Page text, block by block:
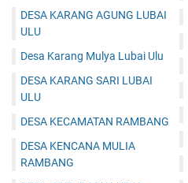
DESA KARANG AGUNG LUBAI
ULU
Desa Karang Mulya Lubai Ulu
DESA KARANG SARI LUBAI
ULU
DESA KECAMATAN RAMBANG
DESA KENCANA MULIA
RAMBANG